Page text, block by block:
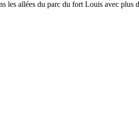
les allées du parc du fort Louis avec plus